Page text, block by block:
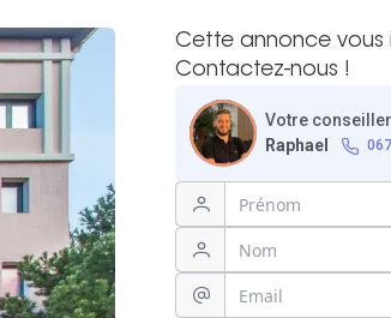
Cette annonce vous
Contactez-nous !
Votre
Raphael